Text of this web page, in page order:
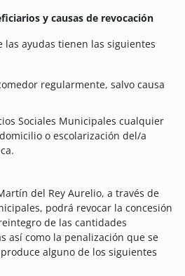
y causas de revocación
las ayudas tienen las siguientes
regularmente, salvo causa
Sociales Municipales cualquier
o escolarización del/a
del Rey Aurelio, a través de
podrá revocar la concesión
de las cantidades
así como la penalización que se
alguno de los siguientes